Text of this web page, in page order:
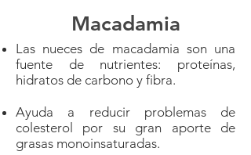
Macadamia
Las nueces de macadamia son una
fuente de nutrientes: proteínas,
hidratos de carbono y fibra.
Ayuda a reducir problemas de
colesterol por su gran aporte de
grasas monoinsaturadas.